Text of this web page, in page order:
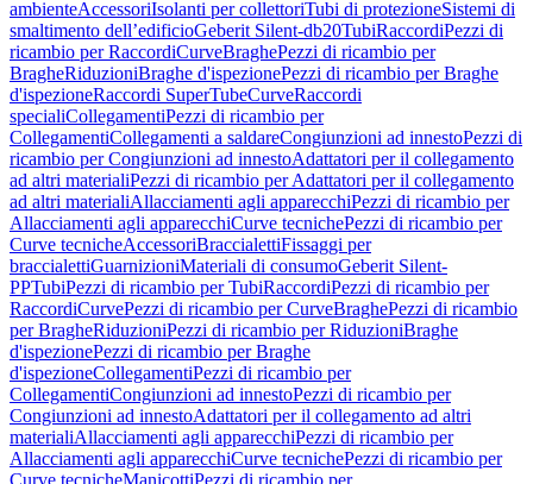
ambienteAccessoriIsolanti per collettoriTubi di protezioneSistemi di
smaltimento dell’edificioGeberit Silent-db20TubiRaccordiPezzi di
ricambio per RaccordiCurveBraghePezzi di ricambio per
BragheRiduzioniBraghe d'ispezionePezzi di ricambio per Braghe
d'ispezioneRaccordi SuperTubeCurveRaccordi
specialiCollegamentiPezzi di ricambio per
CollegamentiCollegamenti a saldareCongiunzioni ad innestoPezzi di
ricambio per Congiunzioni ad innestoAdattatori per il collegamento
ad altri materialiPezzi di ricambio per Adattatori per il collegamento
ad altri materialiAllacciamenti agli apparecchiPezzi di ricambio per
Allacciamenti agli apparecchiCurve tecnichePezzi di ricambio per
Curve tecnicheAccessoriBraccialettiFissaggi per
braccialettiGuarnizioniMateriali di consumoGeberit Silent-
PPTubiPezzi di ricambio per TubiRaccordiPezzi di ricambio per
RaccordiCurvePezzi di ricambio per CurveBraghePezzi di ricambio
per BragheRiduzioniPezzi di ricambio per RiduzioniBraghe
d'ispezionePezzi di ricambio per Braghe
d'ispezioneCollegamentiPezzi di ricambio per
CollegamentiCongiunzioni ad innestoPezzi di ricambio per
Congiunzioni ad innestoAdattatori per il collegamento ad altri
materialiAllacciamenti agli apparecchiPezzi di ricambio per
Allacciamenti agli apparecchiCurve tecnichePezzi di ricambio per
Curve tecnicheManicottiPezzi di ricambio per